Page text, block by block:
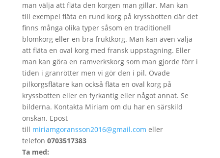
man välja att fläta den korgen man gillar. Man kan
till exempel fläta en rund korg på kryssbotten där det
finns många olika typer såsom en traditionell
blomkorg eller en bra fruktkorg. Man kan även välja
att fläta en oval korg med fransk uppstagning. Eller
man kan göra en ramverkskorg som man gjorde förr i
tiden i granrötter men vi gör den i pil. Övade
pilkorgsflätare kan också fläta en oval korg på
kryssbotten eller en fyrkantig eller något annat. Se
bilderna. Kontakta Miriam om du har en särskild
önskan. Epost
till miriamgoransson2016@gmail.com eller
telefon 0703517383
Ta med: